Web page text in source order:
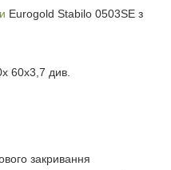
Eurogold Stabilo 0503SE з
60x3,7 див.
закривання